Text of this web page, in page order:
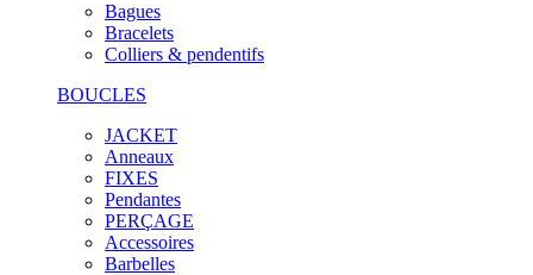
Bagues
Bracelets
Colliers & pendentifs
BOUCLES
JACKET
Anneaux
FIXES
Pendantes
PERÇAGE
Accessoires
Barbelles